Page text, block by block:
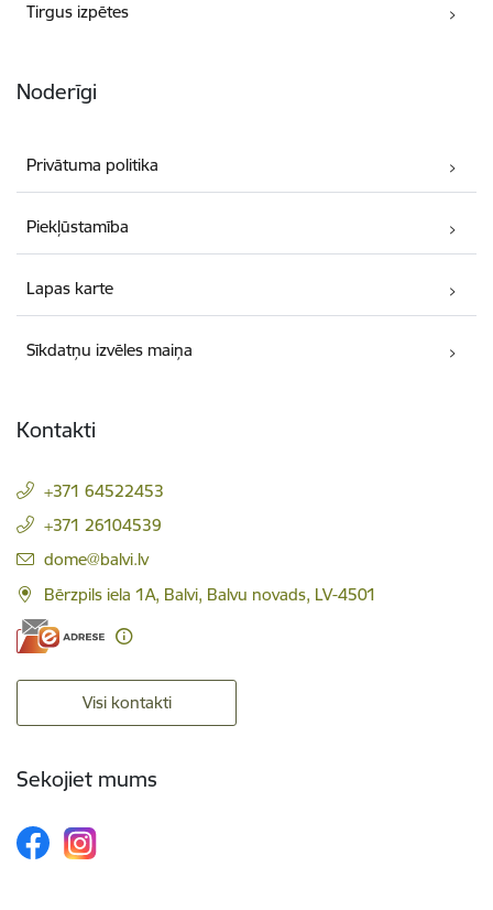
Tirgus izpētes
Noderīgi
Privātuma politika
Piekļūstamība
Lapas karte
Sīkdatņu izvēles maiņa
Kontakti
+371 64522453
+371 26104539
E-pasts:
dome@balvi.lv
Bērzpils iela 1A, Balvi, Balvu novads, LV-4501
Visi kontakti
Sekojiet mums